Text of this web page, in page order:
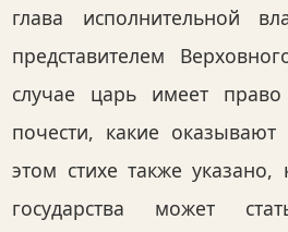
глава исполнительной
представителем
случае царь имеет
почести, какие
этом стихе также указано,
государства может